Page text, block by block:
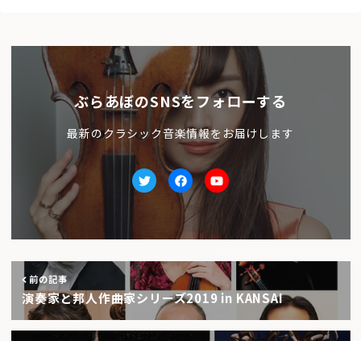
ぶらあぼのSNSをフォローする
最新のクラシック音楽情報をお届けします
TwitterfacebookYoutube
前の記事
演奏家と邦人作曲家シリーズ2019 in KANSAI